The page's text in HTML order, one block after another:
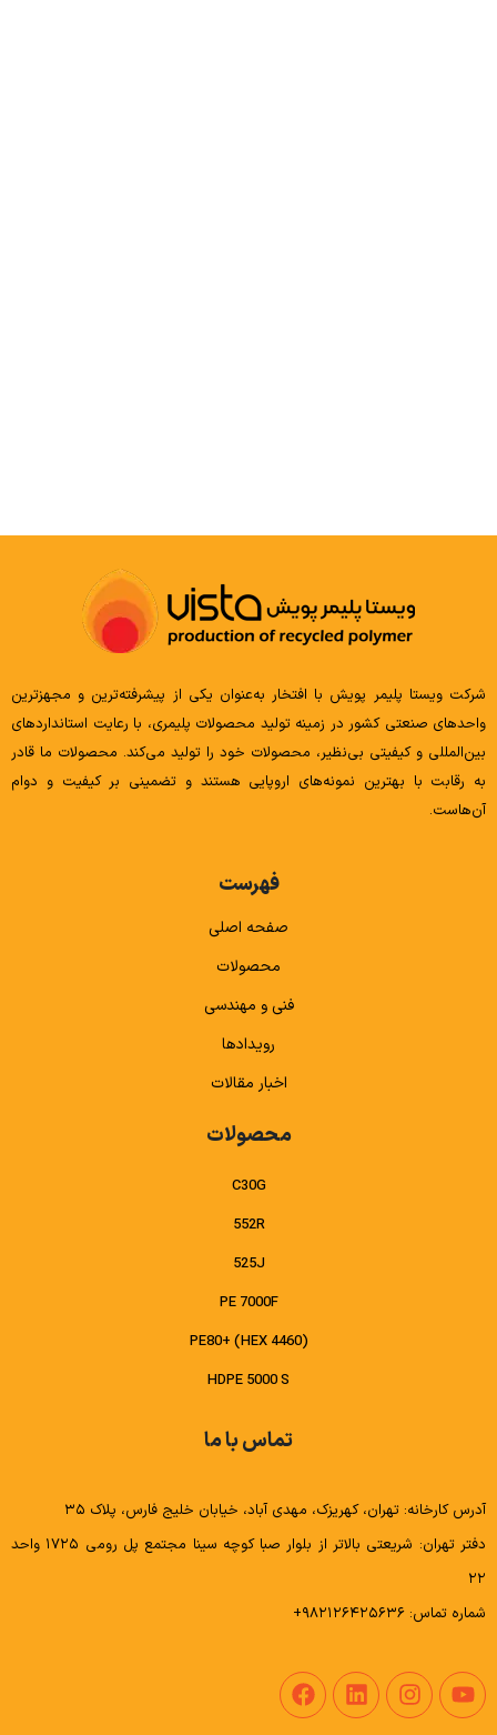
شرکت ویستا پلیمر پویش با افتخار به‌عنوان یکی از پیشرفته‌ترین و مجهزترین
واحدهای صنعتی کشور در زمینه تولید محصولات پلیمری، با رعایت استانداردهای
بین‌المللی و کیفیتی بی‌نظیر، محصولات خود را تولید می‌کند. محصولات ما قادر
به رقابت با بهترین نمونه‌های اروپایی هستند و تضمینی بر کیفیت و دوام
آن‌هاست.
فهرست
صفحه اصلی
محصولات
فنی و مهندسی
رویدادها
اخبار مقالات
محصولات
C30G
552R
525J
PE 7000F
PE80+ (HEX 4460)
HDPE 5000 S
تماس با ما
آدرس کارخانه: تهران، کهریزک، مهدی آباد، خیابان خلیج فارس، پلاک ۳۵
دفتر تهران: شریعتی بالاتر از بلوار صبا کوچه سینا مجتمع پل رومی ۱۷۲۵ واحد
۲۲
شماره تماس: ۹۸۲۱۲۶۴۲۵۶۳۶+